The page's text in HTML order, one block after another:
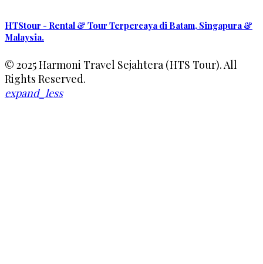
HTStour - Rental & Tour Terpercaya di Batam, Singapura &
Malaysia.
© 2025 Harmoni Travel Sejahtera (HTS Tour). All
Rights Reserved.
expand_less